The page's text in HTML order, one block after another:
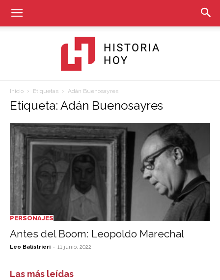
Historia
Hoy
Inicio Etiquetas Adán Buenosayres
Etiqueta: Adán Buenosayres
PERSONAJES
Antes del Boom: Leopoldo Marechal
Leo Balistrieri - 11 junio, 2022
Las más leídas